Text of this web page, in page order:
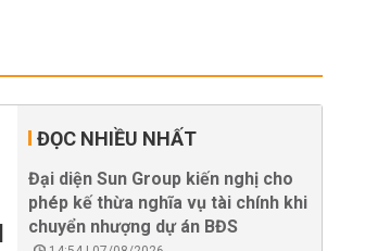
ĐỌC NHIỀU NHẤT
Đại diện Sun Group kiến nghị cho
phép kế thừa nghĩa vụ tài chính khi
chuyển nhượng dự án BĐS